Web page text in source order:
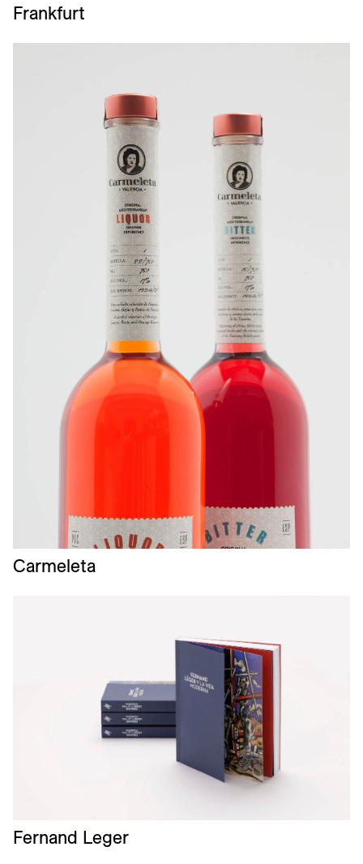
Frankfurt
Carmeleta
Fernand Leger